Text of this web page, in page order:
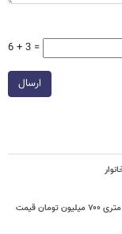
6 + 3 =
ارسال
خرید آپارتمان با قیمت‌های عجیب و غریب/ این خانه در تهران متری ۷۰۰ میلیون تومان قیمت